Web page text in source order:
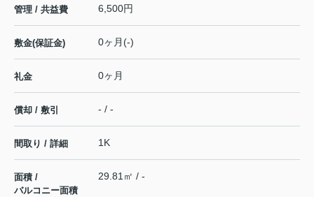
管理 / 共益費 6,500円
敷金(保証金) 0ヶ月(-)
礼金 0ヶ月
償却 / 敷引 - / -
間取り / 詳細 1K
面積 /
バルコニー面積
29.81㎡ / -